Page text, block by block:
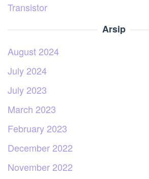
Transistor
Arsip
August 2024
July 2024
July 2023
March 2023
February 2023
December 2022
November 2022